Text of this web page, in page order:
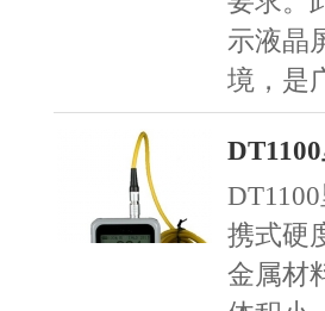
示液晶
境，是
携式硬
金属材